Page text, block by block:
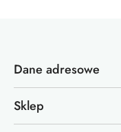
Dane adresowe
Sklep